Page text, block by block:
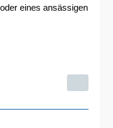
eines ansässigen